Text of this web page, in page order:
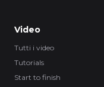
Video
Tutti i video
Tutorials
Start to finish